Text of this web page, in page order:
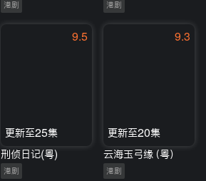
港剧 港剧
9.5
更新至25集
刑侦日记(粤)
港剧
9.3
更新至20集
云海玉弓缘（粤）
港剧